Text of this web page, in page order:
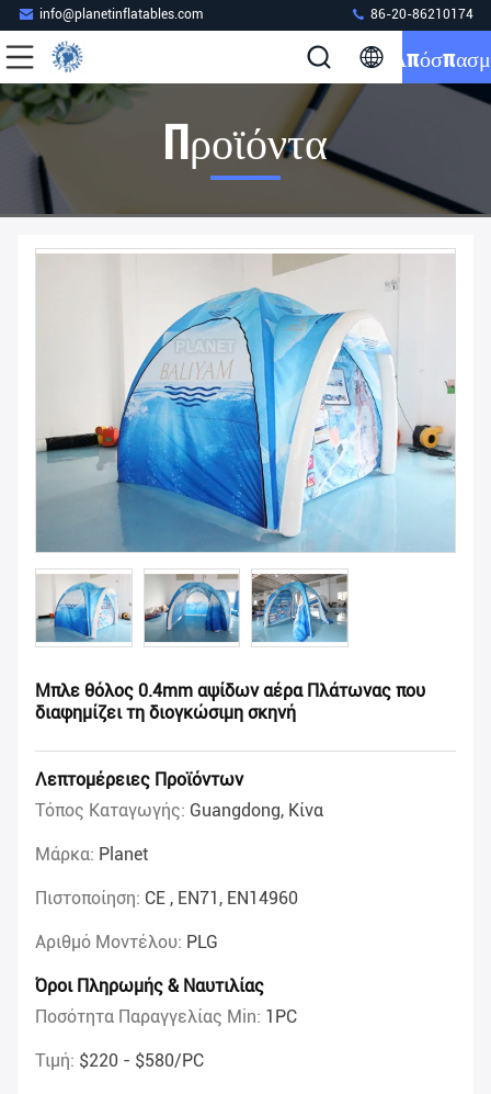
info@planetinflatables.com 86-20-86210174
Προϊόντα
Μπλε θόλος 0.4mm αψίδων αέρα Πλάτωνας που
διαφημίζει τη διογκώσιμη σκηνή
Λεπτομέρειες Προϊόντων
Τόπος Καταγωγής: Guangdong, Κίνα
Μάρκα: Planet
Πιστοποίηση: CE , EN71, EN14960
Αριθμό Μοντέλου: PLG
Όροι Πληρωμής & Ναυτιλίας
Ποσότητα Παραγγελίας Min: 1PC
Τιμή: $220 - $580/PC